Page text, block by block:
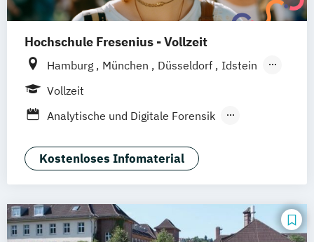
Hochschule Fresenius - Vollzeit
Hamburg München Düsseldorf
Idstein
Berlin
Braunschweig
Erfurt
Vollzeit
Analytische und Digitale Forensik
Digital Management
Digitales Management & Leadership
Industrial Engineering & International
Management (EN)
Kostenloses Infomaterial